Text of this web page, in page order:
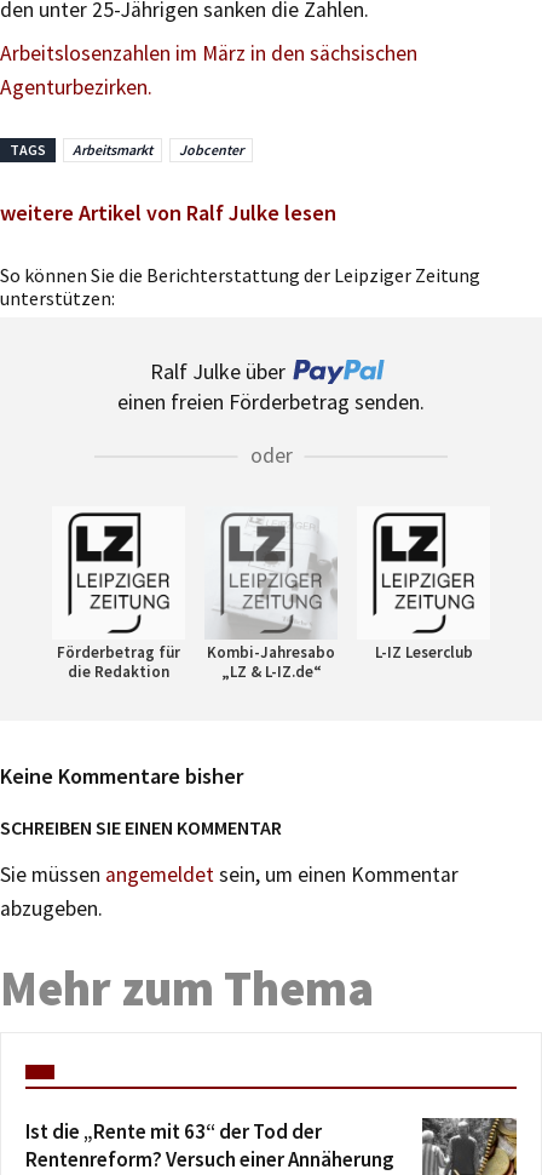
den unter 25-Jährigen sanken die Zahlen.
Arbeitslosenzahlen im März in den sächsischen
Agenturbezirken.
TAGS Arbeitsmarkt Jobcenter
weitere Artikel von Ralf Julke lesen
So können Sie die Berichterstattung der Leipziger Zeitung
unterstützen:
Ralf Julke über
einen freien Förderbetrag senden.
oder
Förderbetrag für
die Redaktion
Kombi-Jahresabo
„LZ & L-IZ.de“
L-IZ Leserclub
Keine Kommentare bisher
SCHREIBEN SIE EINEN KOMMENTAR
Sie müssen angemeldetsein, um einen Kommentar
abzugeben.
Mehr zum Thema
Ist die „Rente mit 63“ der Tod der
Rentenreform? Versuch einer Annäherung